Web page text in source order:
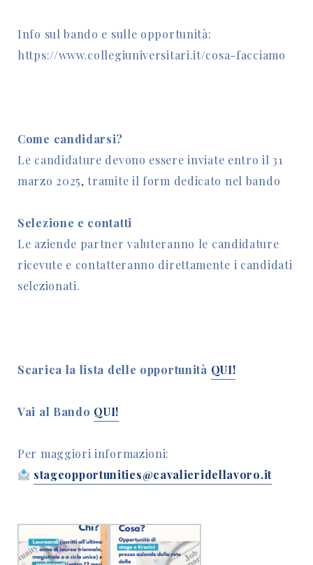
Info sul bando e sulle opportunità:
https://www.collegiuniversitari.it/cosa-facciamo
Come candidarsi?
Le candidature devono essere inviate entro il 31
marzo 2025, tramite il form dedicato nel bando
Selezione e contatti
Le aziende partner valuteranno le candidature
ricevute e contatteranno direttamente i candidati
selezionati.
Scarica la lista delle opportunità QUI!
Vai al Bando QUI!
Per maggiori informazioni:
stageopportunities@cavalieridellavoro.it